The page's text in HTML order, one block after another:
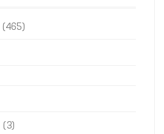
(465)
(3)